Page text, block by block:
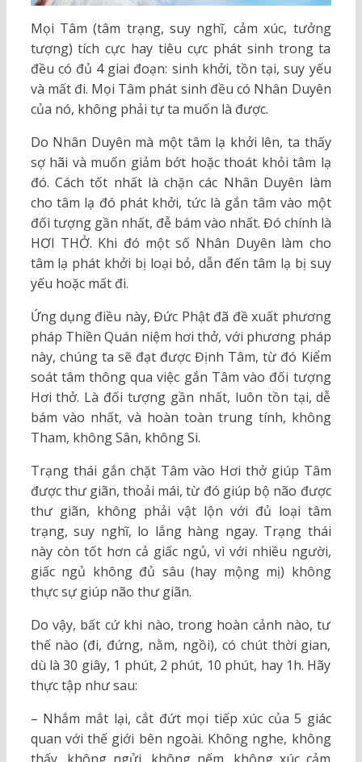
Mọi Tâm (tâm trạng, suy nghĩ, cảm xúc, tưởng
tượng) tích cực hay tiêu cực phát sinh trong ta
đều có đủ 4 giai đoạn: sinh khởi, tồn tại, suy yếu
và mất đi. Mọi Tâm phát sinh đều có Nhân Duyên
của nó, không phải tự ta muốn là được.
Do Nhân Duyên mà một tâm lạ khởi lên, ta thấy
sợ hãi và muốn giảm bớt hoặc thoát khỏi tâm lạ
đó. Cách tốt nhất là chặn các Nhân Duyên làm
cho tâm lạ đó phát khởi, tức là gắn tâm vào một
đối tượng gần nhất, đễ bám vào nhất. Đó chính là
HƠI THỞ. Khi đó một số Nhân Duyên làm cho
tâm lạ phát khởi bị loại bỏ, dẫn đến tâm lạ bị suy
yếu hoặc mất đi.
Ứng dụng điều này, Đức Phật đã đề xuất phương
pháp Thiền Quán niệm hơi thở, với phương pháp
này, chúng ta sẽ đạt được Định Tâm, từ đó Kiểm
soát tâm thông qua việc gắn Tâm vào đối tượng
Hơi thở. Là đối tượng gần nhất, luôn tồn tại, dễ
bám vào nhất, và hoàn toàn trung tính, không
Tham, không Sân, không Si.
Trạng thái gắn chặt Tâm vào Hơi thở giúp Tâm
được thư giãn, thoải mái, từ đó giúp bộ não được
thư giãn, không phải vật lộn với đủ loại tâm
trạng, suy nghĩ, lo lắng hàng ngay. Trạng thái
này còn tốt hơn cả giấc ngủ, vì với nhiều người,
giấc ngủ không đủ sâu (hay mộng mị) không
thực sự giúp não thư giãn.
Do vậy, bất cứ khi nào, trong hoàn cảnh nào, tư
thế nào (đi, đứng, nằm, ngồi), có chút thời gian,
dù là 30 giây, 1 phút, 2 phút, 10 phút, hay 1h. Hãy
thực tập như sau:
– Nhắm mắt lại, cắt đứt mọi tiếp xúc của 5 giác
quan với thế giới bên ngoài. Không nghe, không